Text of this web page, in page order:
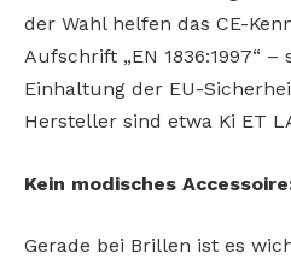
der Wahl helfen das CE-
Aufschrift „EN 1836:1997“ –
Einhaltung der EU-
Hersteller sind etwa Ki ET
Kein modisches
Gerade bei Brillen ist es